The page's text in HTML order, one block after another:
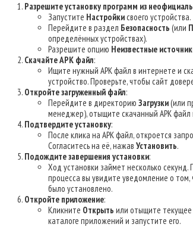
Разрешите установку программ из
Запустите Настройкисвоего устройства.
Перейдите в раздел Безопасность (или
определённых устройствах).
Разрешите опцию Неизвестные
Скачайте APK файл:
Ищите нужный APK файл в интернете и
устройство. Проверьте, чтобы сайт
Откройте загруженный файл:
Перейдите в директорию Загрузки(или
менеджер), отыщите скачанный APK файл
Подтвердите установку:
После клика на APK файл, откроется
Согласитесь на её, нажав Установить.
Подождите завершения установки:
Ход установки займет несколько секунд.
процесса вы увидите уведомление о
было установлено.
Откройте приложение:
Кликните Открыть или отыщите
каталоге приложений и запустите его.